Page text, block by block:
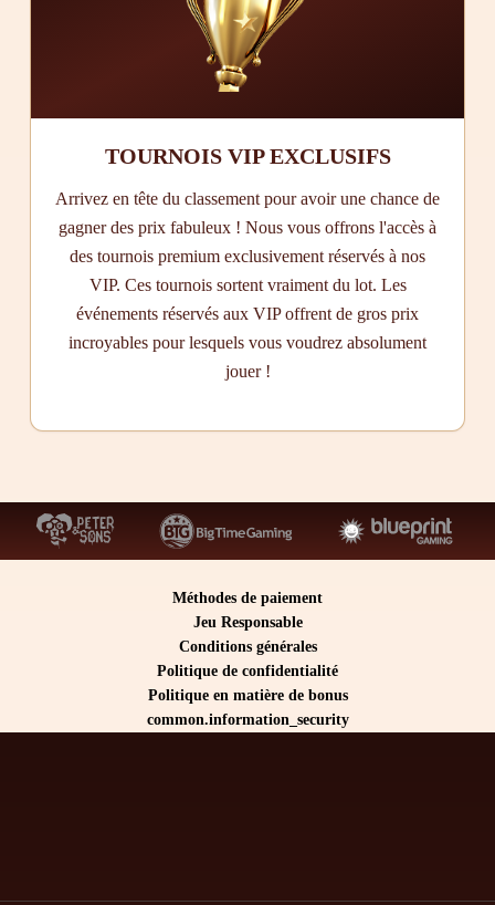
TOURNOIS VIP EXCLUSIFS
Arrivez en tête du classement pour avoir une chance de
gagner des prix fabuleux ! Nous vous offrons l'accès à
des tournois premium exclusivement réservés à nos
VIP. Ces tournois sortent vraiment du lot. Les
événements réservés aux VIP offrent de gros prix
incroyables pour lesquels vous voudrez absolument
jouer !
Méthodes de paiement
Jeu Responsable
Conditions générales
Politique de confidentialité
Politique en matière de bonus
common.information_security